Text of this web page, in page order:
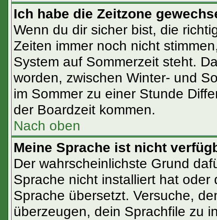
Ich habe die Zeitzone
Wenn du dir sicher bist, die
Zeiten immer noch nicht
System auf Sommerzeit steht.
worden, zwischen Winter- und
im Sommer zu einer Stunde
der Boardzeit kommen.
Nach oben
Meine Sprache ist nicht
Der wahrscheinlichste Grund
Sprache nicht installiert hat
Sprache übersetzt. Versuche,
überzeugen, dein Sprachfile zu